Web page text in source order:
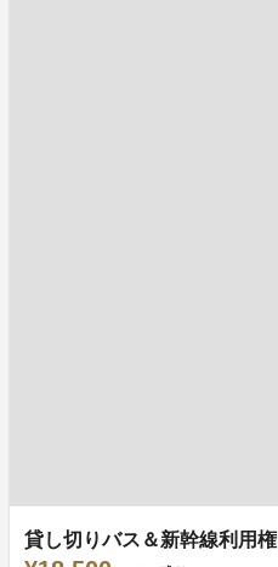
貸し切りバス＆新幹線利用権